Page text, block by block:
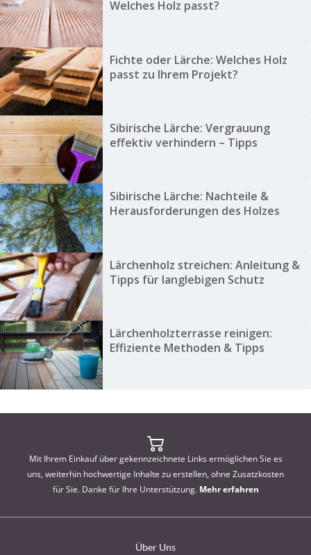
Welches Holz passt?
Fichte oder Lärche: Welches Holz
passt zu Ihrem Projekt?
Sibirische Lärche: Vergrauung
effektiv verhindern – Tipps
Sibirische Lärche: Nachteile &
Herausforderungen des Holzes
Lärchenholz streichen: Anleitung &
Tipps für langlebigen Schutz
Lärchenholzterrasse reinigen:
Effiziente Methoden & Tipps
Mit Ihrem Einkauf über gekennzeichnete Links ermöglichen Sie es
uns, weiterhin hochwertige Inhalte zu erstellen, ohne Zusatzkosten
für Sie. Danke für Ihre Unterstützung. Mehr erfahren
Über Uns